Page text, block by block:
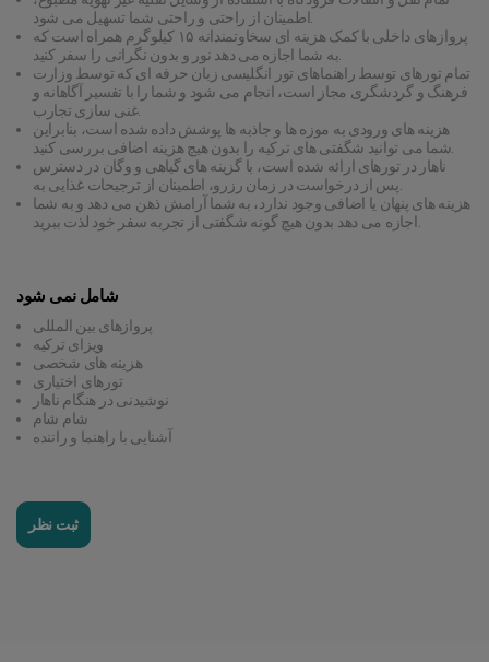
اطمینان از راحتی و راحتی شما تسهیل می شود.
پروازهای داخلی با کمک هزینه ای سخاوتمندانه ۱۵ کیلوگرم همراه است که
به شما اجازه می دهد نور و بدون نگرانی را سفر کنید.
تمام تورهای توسط راهنماهای تور انگلیسی زبان حرفه ای که توسط وزارت
فرهنگ و گردشگری مجاز است، انجام می شود و شما را با تفسیر آگاهانه و
غنی سازی تجارب.
هزینه های ورودی به موزه ها و جاذبه ها پوشش داده شده است، بنابراین
شما می توانید شگفتی های ترکیه را بدون هیچ هزینه اضافی بررسی کنید.
ناهار در تورهای ارائه شده است، با گزینه های گیاهی و وگان در دسترس
پس از درخواست در زمان رزرو، اطمینان از ترجیحات غذایی به.
هزینه های پنهان یا اضافی وجود ندارد، به شما آرامش ذهن می دهد و به شما
اجازه می دهد بدون هیچ گونه شگفتی از تجربه سفر خود لذت ببرید.
شامل نمی شود
پروازهای بین المللی
ویزای ترکیه
هزینه های شخصی
تورهای اختیاری
نوشیدنی در هنگام ناهار
شام شام
آشنایی با راهنما و راننده
ثبت نظر